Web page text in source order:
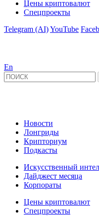
Цены криптовалют
Спецпроекты
Telegram (AI)YouTube
En
Новости
Лонгриды
Крипториум
Подкасты
Искусственный
Дайджест месяца
Корпораты
Цены криптовалют
Спецпроекты